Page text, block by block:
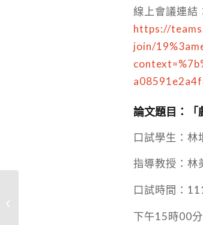
線上會議連結
https://
join/
論文題目：「
口試學生：林
指導教授：林
口試時間：
下午15時00分
藝術開麥拉：[探索三鶯]我雖不會做